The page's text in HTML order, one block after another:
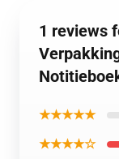
1 reviews
★★★★★
★★★★☆